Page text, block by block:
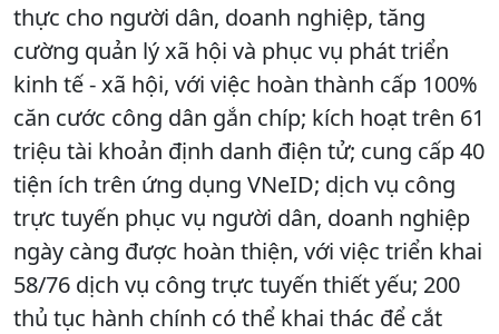
thực cho người dân, doanh nghiệp, tăng
cường quản lý xã hội và phục vụ phát triển
kinh tế - xã hội, với việc hoàn thành cấp 100%
căn cước công dân gắn chíp; kích hoạt trên 61
triệu tài khoản định danh điện tử; cung cấp 40
tiện ích trên ứng dụng VNeID; dịch vụ công
trực tuyến phục vụ người dân, doanh nghiệp
ngày càng được hoàn thiện, với việc triển khai
58/76 dịch vụ công trực tuyến thiết yếu; 200
thủ tục hành chính có thể khai thác để cắt